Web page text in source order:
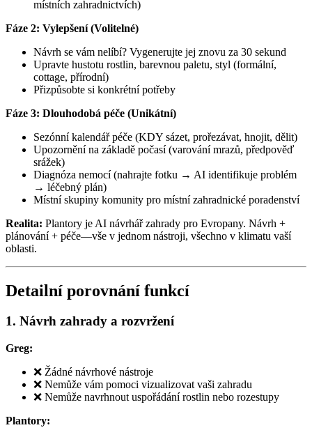
místních zahradnictvích)
Fáze 2: Vylepšení (Volitelné)
Návrh se vám nelíbí? Vygenerujte jej znovu za 30 sekund
Upravte hustotu rostlin, barevnou paletu, styl (formální,
cottage, přírodní)
Přizpůsobte si konkrétní potřeby
Fáze 3: Dlouhodobá péče (Unikátní)
Sezónní kalendář péče (KDY sázet, prořezávat, hnojit, dělit)
Upozornění na základě počasí (varování mrazů, předpověď
srážek)
Diagnóza nemocí (nahrajte fotku → AI identifikuje problém
→ léčebný plán)
Místní skupiny komunity pro místní zahradnické poradenství
Realita: Plantory je AI návrhář zahrady pro Evropany. Návrh +
plánování + péče—vše v jednom nástroji, všechno v klimatu vaší
oblasti.
Detailní porovnání funkcí
1. Návrh zahrady a rozvržení
Greg:
❌ Žádné návrhové nástroje
❌ Nemůže vám pomoci vizualizovat vaši zahradu
❌ Nemůže navrhnout uspořádání rostlin nebo rozestupy
Plantory: